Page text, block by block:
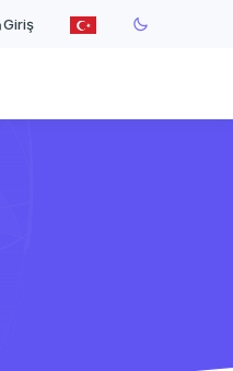
Giriş